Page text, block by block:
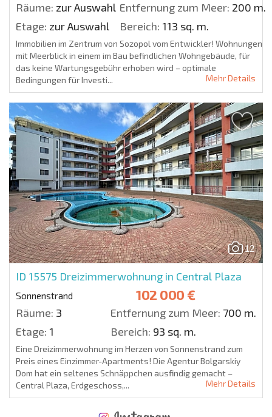
Räume: zur Auswahl Entfernung zum Meer: 200 m.
Etage: zur Auswahl Bereich: 113 sq. m.
Immobilien im Zentrum von Sozopol vom Entwickler! Wohnungen
mit Meerblick in einem im Bau befindlichen Wohngebäude, für
das keine Wartungsgebühr erhoben wird – optimale
Bedingungen für Investi...
Mehr Details
12
ID 15575 Dreizimmerwohnung in Central Plaza
Sonnenstrand 102 000 €
Räume: 3 Entfernung zum Meer: 700 m.
Etage: 1 Bereich: 93 sq. m.
Eine Dreizimmerwohnung im Herzen von Sonnenstrand zum
Preis eines Einzimmer-Apartments! Die Agentur Bolgarskiy
Dom hat ein seltenes Schnäppchen ausfindig gemacht –
Central Plaza, Erdgeschoss,...
Mehr Details